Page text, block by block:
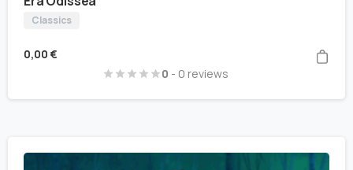
Classics
0,00 €
0 - 0 reviews